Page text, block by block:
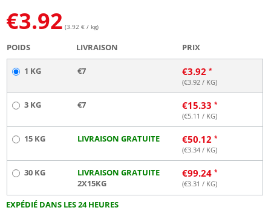
€3.92 (3.92 € / kg)
POIDS LIVRAISON PRIX
1 KG €7 €3.92
(€3.92 / KG)
3 KG €7 €15.33
(€5.11 / KG)
15 KG LIVRAISON GRATUITE €50.12
(€3.34 / KG)
30 KG
LIVRAISON GRATUITE
2X15KG
€99.24
(€3.31 / KG)
EXPÉDIÉ DANS LES 24 HEURES